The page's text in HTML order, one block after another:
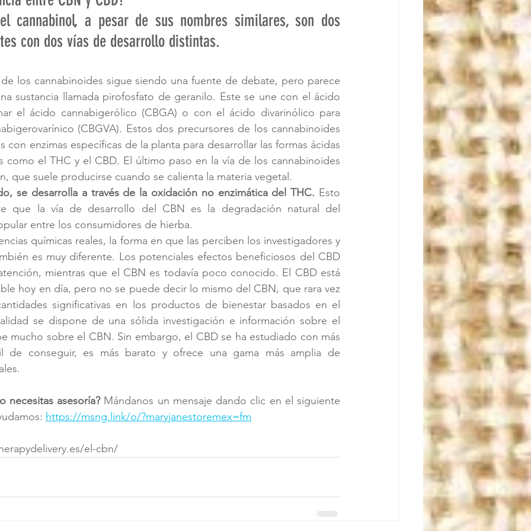
cannabinol, a pesar de sus nombres similares, son dos
con dos vías de desarrollo distintas.
los cannabinoides sigue siendo una fuente de debate, pero parece
sustancia llamada pirofosfato de geranilo. Este se une con el ácido
el ácido cannabigerólico (CBGA) o con el ácido divarinólico para
(CBGVA). Estos dos precursores de los cannabinoides
con enzimas específicas de la planta para desarrollar las formas ácidas
como el THC y el CBD. El último paso en la vía de los cannabinoides
que suele producirse cuando se calienta la materia vegetal.
se desarrolla a través de la oxidación no enzimática del THC. Esto
que la vía de desarrollo del CBN es la degradación natural del
entre los consumidores de hierba.
químicas reales, la forma en que las perciben los investigadores y
es muy diferente. Los potenciales efectos beneficiosos del CBD
mientras que el CBN es todavía poco conocido. El CBD está
hoy en día, pero no se puede decir lo mismo del CBN, que rara vez
significativas en los productos de bienestar basados en el
se dispone de una sólida investigación e información sobre el
mucho sobre el CBN. Sin embargo, el CBD se ha estudiado con más
de conseguir, es más barato y ofrece una gama más amplia de
necesitas asesoría? Mándanos un mensaje dando clic en el siguiente
https://msng.link/o/?maryjanestoremex=fm
el-cbn/